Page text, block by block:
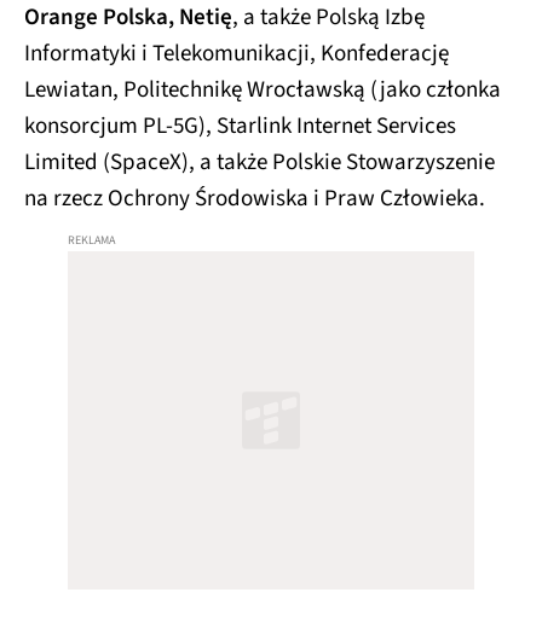
Orange Polska, Netię, a także Polską Izbę
Informatyki i Telekomunikacji, Konfederację
Lewiatan, Politechnikę Wrocławską (jako członka
konsorcjum PL-5G), Starlink Internet Services
Limited (SpaceX), a także Polskie Stowarzyszenie
na rzecz Ochrony Środowiska i Praw Człowieka.